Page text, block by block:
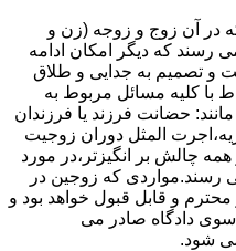
در آن زوج و زوجه (زن و
رسند که دیگر امکان ادامه
و تصمیم به جدایی و طلاق
با کلیه مسائل مربوط به
حضانت فرزند یا فرزندان
المثل دوران زوجیت
چالش بر انگیزتر،در مورد
رسند.مواردی که زوجین در
محترم و قابل قبول خواهد بود و
دادگاه صادر می
شود.